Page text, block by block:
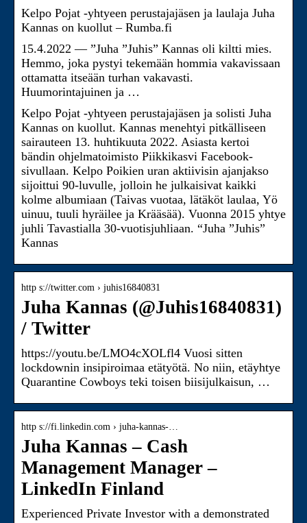
Kelpo Pojat -yhtyeen perustajajäsen ja laulaja Juha
Kannas on kuollut – Rumba.fi
15.4.2022 — ”Juha ”Juhis” Kannas oli kiltti mies.
Hemmo, joka pystyi tekemään hommia vakavissaan
ottamatta itseään turhan vakavasti.
Huumorintajuinen ja …
Kelpo Pojat -yhtyeen perustajajäsen ja solisti Juha
Kannas on kuollut. Kannas menehtyi pitkälliseen
sairauteen 13. huhtikuuta 2022. Asiasta kertoi
bändin ohjelmatoimisto Piikkikasvi Facebook-
sivullaan. Kelpo Poikien uran aktiivisin ajanjakso
sijoittui 90-luvulle, jolloin he julkaisivat kaikki
kolme albumiaan (Taivas vuotaa, lätäköt laulaa, Yö
uinuu, tuuli hyräilee ja Krääsää). Vuonna 2015 yhtye
juhli Tavastialla 30-vuotisjuhliaan. “Juha ”Juhis”
Kannas
http s://twitter.com › juhis16840831
Juha Kannas (@Juhis16840831)
/ Twitter
https://youtu.be/LMO4cXOLfl4 Vuosi sitten
lockdownin insipiroimaa etätyötä. No niin, etäyhtye
Quarantine Cowboys teki toisen biisijulkaisun, …
http s://fi.linkedin.com › juha-kannas-…
Juha Kannas – Cash
Management Manager –
LinkedIn Finland
Experienced Private Investor with a demonstrated